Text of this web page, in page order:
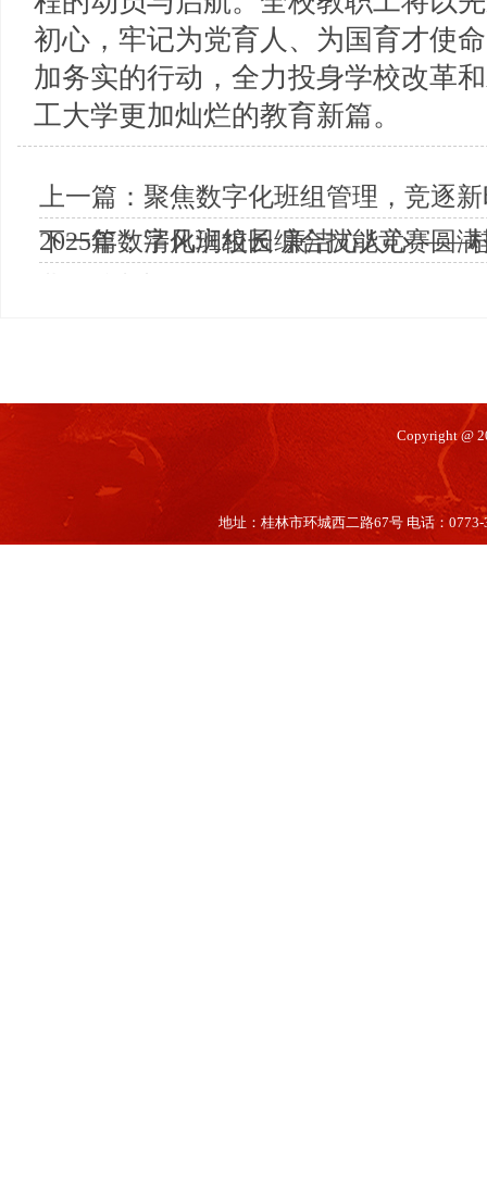
初心，牢记为党育人、为国育才使
加务实的行动，全力投身学校改革
工大学更加灿烂的教育新篇。
上一篇： 聚焦数字化班组管理，竞逐
2025年数字化班组长综合技能竞赛圆
下一篇：清风润校园 廉洁沁人心 ——
Copyright @
地址：桂林市环城西二路67号 电话：